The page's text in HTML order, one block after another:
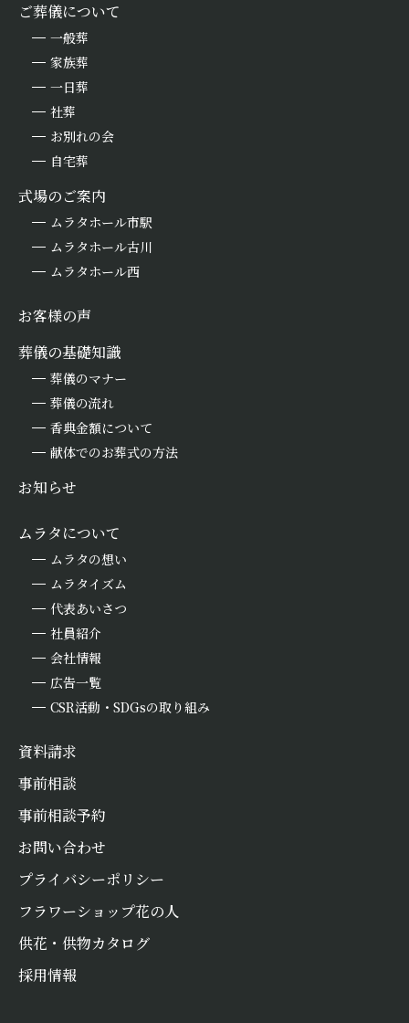
ご葬儀について
一般葬
家族葬
一日葬
社葬
お別れの会
自宅葬
式場のご案内
ムラタホール市駅
ムラタホール古川
ムラタホール西
お客様の声
葬儀の基礎知識
葬儀のマナー
葬儀の流れ
香典金額について
献体でのお葬式の方法
お知らせ
ムラタについて
ムラタの想い
ムラタイズム
代表あいさつ
社員紹介
会社情報
広告一覧
CSR活動・SDGsの取り組み
資料請求
事前相談
事前相談予約
お問い合わせ
プライバシーポリシー
フラワーショップ花の人
供花・供物カタログ
採用情報